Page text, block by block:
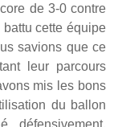
de 3-0 contre
cette équipe
savions que ce
leur parcours
mis les bons
du ballon